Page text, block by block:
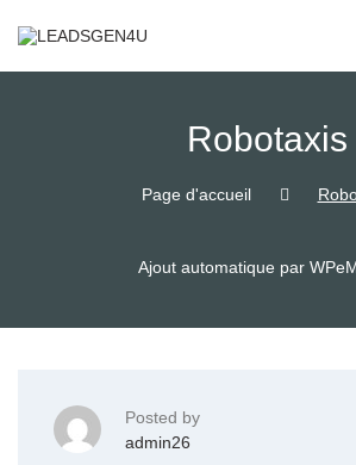
Robotaxis
Page d'accueil
Ajout automatique par
Posted by
admin26